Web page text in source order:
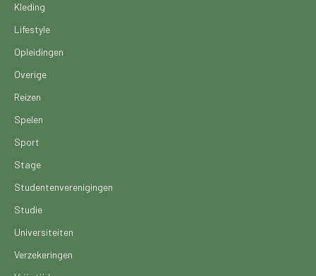
Kleding
Lifestyle
Opleidingen
Overige
Reizen
Spelen
Sport
Stage
Studentenverenigingen
Studie
Universiteiten
Verzekeringen